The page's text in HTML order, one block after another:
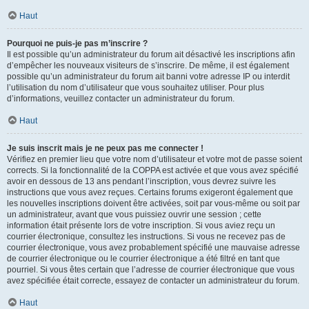
Haut
Pourquoi ne puis-je pas m’inscrire ?
Il est possible qu’un administrateur du forum ait désactivé les inscriptions afin
d’empêcher les nouveaux visiteurs de s’inscrire. De même, il est également
possible qu’un administrateur du forum ait banni votre adresse IP ou interdit
l’utilisation du nom d’utilisateur que vous souhaitez utiliser. Pour plus
d’informations, veuillez contacter un administrateur du forum.
Haut
Je suis inscrit mais je ne peux pas me connecter !
Vérifiez en premier lieu que votre nom d’utilisateur et votre mot de passe soient
corrects. Si la fonctionnalité de la COPPA est activée et que vous avez spécifié
avoir en dessous de 13 ans pendant l’inscription, vous devrez suivre les
instructions que vous avez reçues. Certains forums exigeront également que
les nouvelles inscriptions doivent être activées, soit par vous-même ou soit par
un administrateur, avant que vous puissiez ouvrir une session ; cette
information était présente lors de votre inscription. Si vous aviez reçu un
courrier électronique, consultez les instructions. Si vous ne recevez pas de
courrier électronique, vous avez probablement spécifié une mauvaise adresse
de courrier électronique ou le courrier électronique a été filtré en tant que
pourriel. Si vous êtes certain que l’adresse de courrier électronique que vous
avez spécifiée était correcte, essayez de contacter un administrateur du forum.
Haut